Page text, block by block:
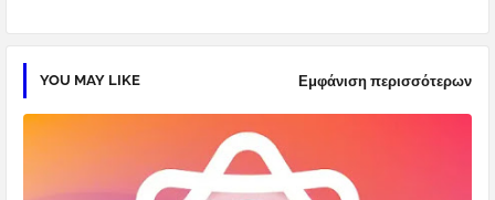
YOU MAY LIKE Εμφάνιση περισσότερων